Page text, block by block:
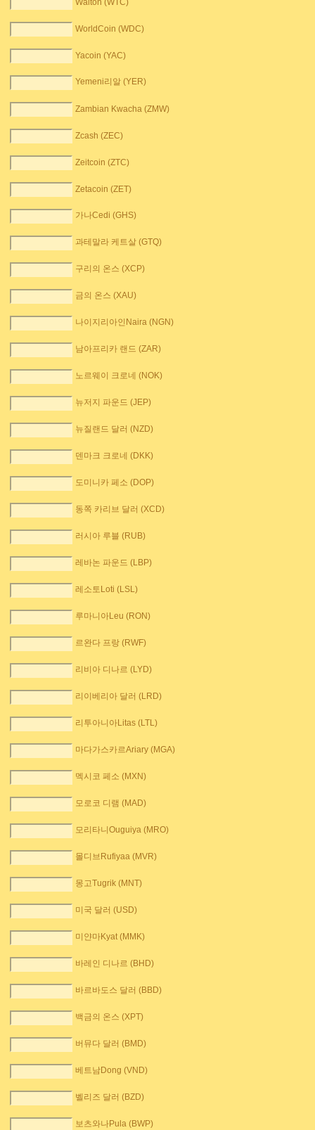
Walton (WTC)
WorldCoin (WDC)
Yacoin (YAC)
Yemeni리알 (YER)
Zambian Kwacha (ZMW)
Zcash (ZEC)
Zeitcoin (ZTC)
Zetacoin (ZET)
가나Cedi (GHS)
과테말라 케트살 (GTQ)
구리의 온스 (XCP)
금의 온스 (XAU)
나이지리아인Naira (NGN)
남아프리카 랜드 (ZAR)
노르웨이 크로네 (NOK)
뉴저지 파운드 (JEP)
뉴질랜드 달러 (NZD)
덴마크 크로네 (DKK)
도미니카 페소 (DOP)
동쪽 카리브 달러 (XCD)
러시아 루블 (RUB)
레바논 파운드 (LBP)
레소토Loti (LSL)
루마니아Leu (RON)
르완다 프랑 (RWF)
리비아 디나르 (LYD)
리이베리아 달러 (LRD)
리투아니아Litas (LTL)
마다가스카르Ariary (MGA)
멕시코 페소 (MXN)
모로코 디램 (MAD)
모리타니Ouguiya (MRO)
몰디브Rufiyaa (MVR)
몽고Tugrik (MNT)
미국 달러 (USD)
미얀마Kyat (MMK)
바레인 디나르 (BHD)
바르바도스 달러 (BBD)
백금의 온스 (XPT)
버뮤다 달러 (BMD)
베트남Dong (VND)
벨리즈 달러 (BZD)
보츠와나Pula (BWP)